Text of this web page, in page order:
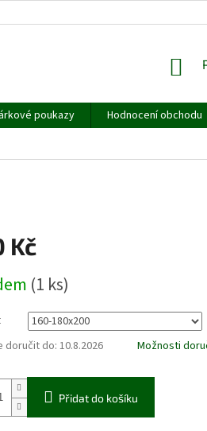
poukazy
Hodnocení obchodu
Kč
(1 ks)
doručit do:10.8.2026 Možnosti
Přidat do košíku